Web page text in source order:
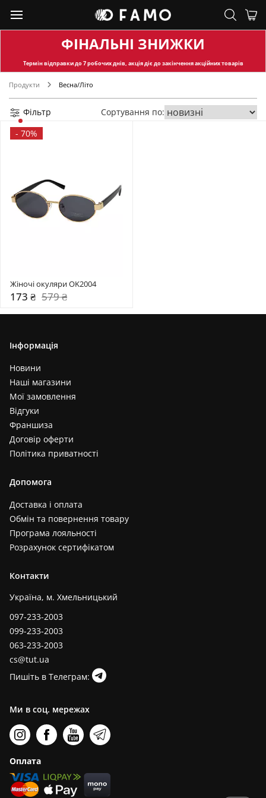
ФІНАЛЬНІ ЗНИЖКИ
Термін відправкидо 7 робочих днів, акція діє до закінчення акційних товарів
Продукти Весна/Літо
Фільтр
Сортування по:
- 70%
Жіночі окуляри OK2004
173 ₴ 579 ₴
Інформація
Новини
Наші магазини
Мої замовлення
Відгуки
Франшиза
Договір оферти
Політика приватності
Допомога
Доставка і оплата
Обмін та повернення товару
Програма лояльності
Розрахунок сертифікатом
Контакти
Україна, м. Хмельницький
097-233-2003
099-233-2003
063-233-2003
cs@tut.ua
Пишіть в Телеграм:
Ми в соц. мережах
Оплата